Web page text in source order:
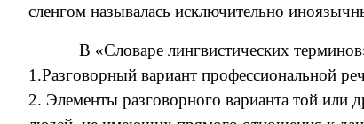
сленгом называлась исключительно
В «Словаре лингвистических
1.Разговорный вариант профессиональной
2. Элементы разговорного варианта той или